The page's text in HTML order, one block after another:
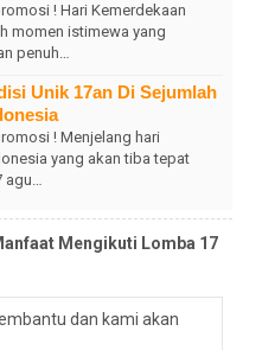
! Hari Kemerdekaan
momen istimewa yang
penuh…
Unik 17an Di Sejumlah
! Menjelang hari
yang akan tiba tepat
Mengikuti Lomba 17
dan kami akan